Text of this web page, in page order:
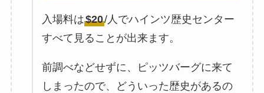
入場料は$20/人でハインツ歴史センター
すべて見ることが出来ます。
前調べなどせずに、ピッツバーグに来て
しまったので、どういった歴史があるの